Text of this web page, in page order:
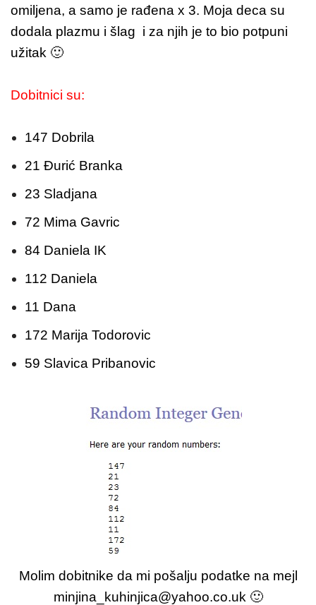
omiljena, a samo je rađena x 3. Moja deca su
dodala plazmu i šlag i za njih je to bio potpuni
užitak 🙂
Dobitnici su:
147 Dobrila
21 Đurić Branka
23 Sladjana
72 Mima Gavric
84 Daniela IK
112 Daniela
11 Dana
172 Marija Todorovic
59 Slavica Pribanovic
Molim dobitnike da mi pošalju podatke na mejl
minjina_kuhinjica@yahoo.co.uk 🙂